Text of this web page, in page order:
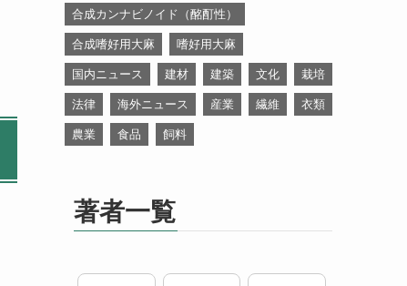
合成カンナビノイド（酩酊性）
合成嗜好用大麻 嗜好用大麻
国内ニュース 建材 建築 文化 栽培
法律 海外ニュース 産業 繊維 衣類
農業 食品 飼料
著者一覧